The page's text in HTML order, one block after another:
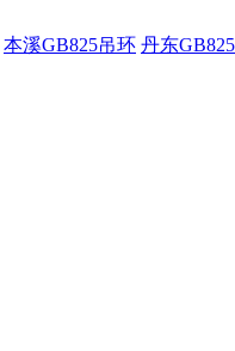
本溪GB825吊环 丹东